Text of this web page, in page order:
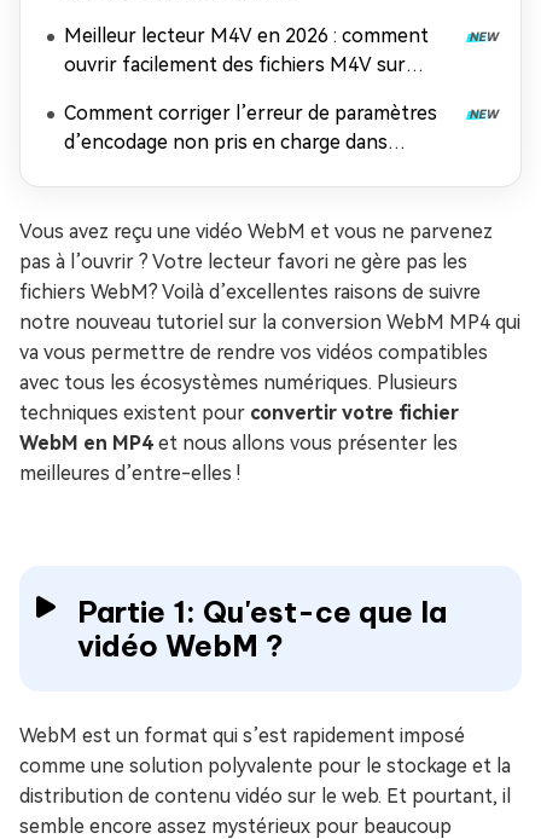
Meilleur lecteur M4V en 2026 : comment
ouvrir facilement des fichiers M4V sur
Comment corriger l’erreur de paramètres
d’encodage non pris en charge dans
Vous avez reçu une vidéo WebM et vous ne parvenez
pas à l’ouvrir ? Votre lecteur favori ne gère pas les
fichiers WebM? Voilà d’excellentes raisons de suivre
notre nouveau tutoriel sur la conversion WebM MP4 qui
va vous permettre de rendre vos vidéos compatibles
avec tous les écosystèmes numériques. Plusieurs
techniques existent pour convertir votre fichier
WebM en MP4 et nous allons vous présenter les
meilleures d’entre-elles !
Partie 1: Qu'est-ce que la
vidéo WebM ?
WebM est un format qui s’est rapidement imposé
comme une solution polyvalente pour le stockage et la
distribution de contenu vidéo sur le web. Et pourtant, il
semble encore assez mystérieux pour beaucoup